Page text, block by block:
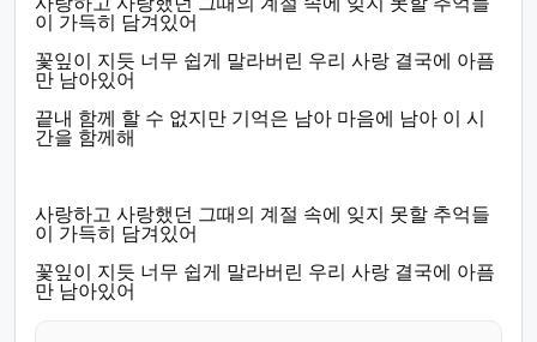
이 가득히 담겨있어
꽃잎이 지듯 너무 쉽게 말라버린 우리 사랑 결국에 아픔
만 남아있어
끝내 함께 할 수 없지만 기억은 남아 마음에 남아 이 시
간을 함께해
사랑하고 사랑했던 그때의 계절 속에 잊지 못할 추억들
이 가득히 담겨있어
꽃잎이 지듯 너무 쉽게 말라버린 우리 사랑 결국에 아픔
만 남아있어